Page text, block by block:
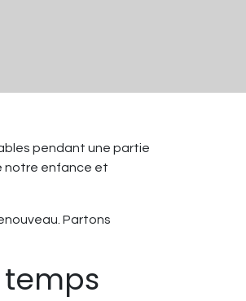
pendant une partie
notre enfance et
Partons